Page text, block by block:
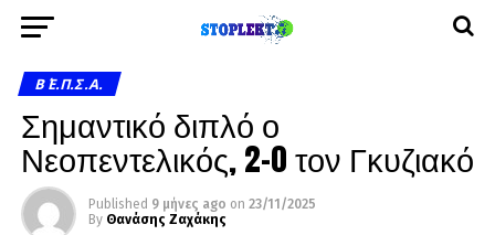
Β΄ Ε.Π.Σ.Α.
Σημαντικό διπλό ο
Νεοπεντελικός, 2-0 τον Γκυζιακό
Published 9 μήνες ago on 23/11/2025
By Θανάσης Ζαχάκης